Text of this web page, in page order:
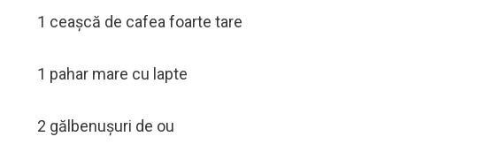
1 ceașcă de cafea foarte tare
1 pahar mare cu lapte
2 gălbenușuri de ou